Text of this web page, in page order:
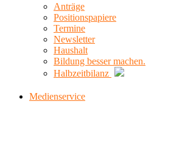
Anträge
Positionspapiere
Termine
Newsletter
Haushalt
Bildung besser machen.
Halbzeitbilanz
Medienservice